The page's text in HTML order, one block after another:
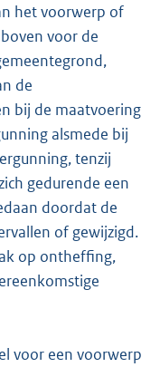
het voorwerp of
voor de
de
bij de maatvoering
alsmede bij
tenzij
gedurende een
doordat de
of gewijzigd.
op ontheffing,
voor een voorwerp